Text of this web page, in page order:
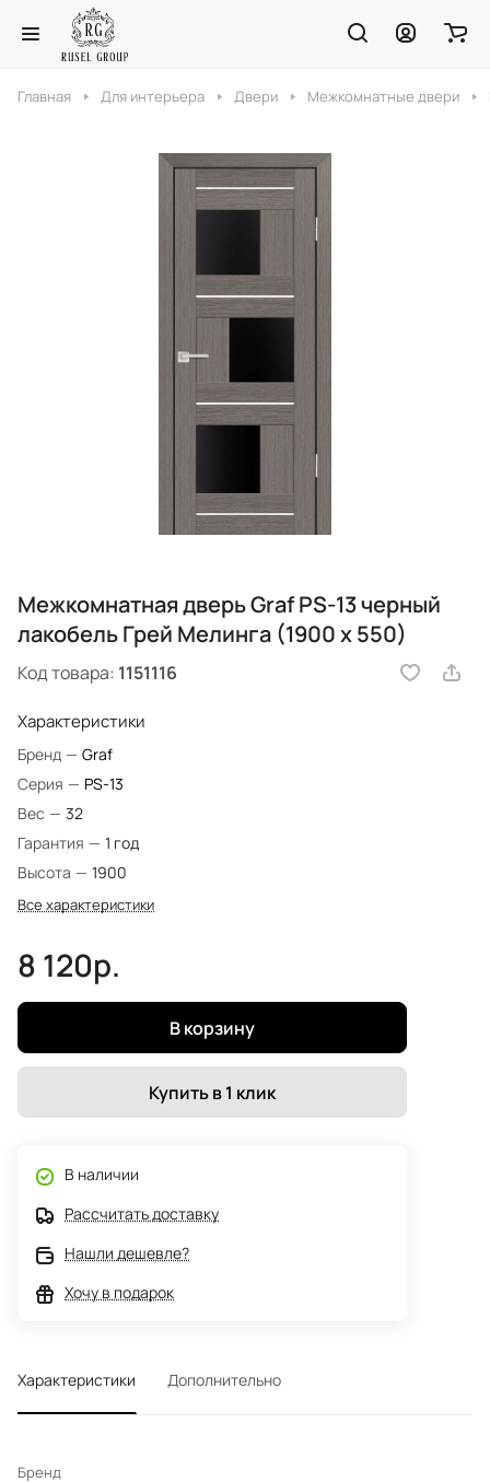
Главная Для интерьера Двери Межкомнатные двери
Межкомнатная дверь Graf PS-13 черный
лакобель Грей Мелинга (1900 х 550)
Код товара: 1151116
Характеристики
Бренд — Graf
Серия — PS-13
Вес — 32
Гарантия — 1 год
Высота — 1900
Все характеристики
8 120р.
В корзину
Купить в 1 клик
В наличии
Рассчитать доставку
Нашли дешевле?
Хочу в подарок
Характеристики Дополнительно
Бренд